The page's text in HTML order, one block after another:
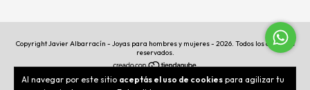
Al navegar por este sitio aceptás el uso de cookies para agilizar tu
Copyright Javier Albarracín - Joyas para hombres y mujeres - 2026. Todos los derechos
reservados.